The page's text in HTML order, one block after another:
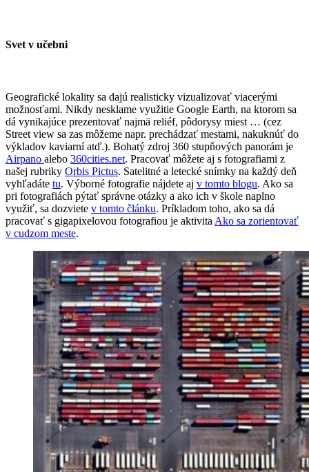
Svet v učebni
Geografické lokality sa dajú realisticky vizualizovať viacerými
možnosťami. Nikdy nesklame využitie Google Earth, na ktorom sa
dá vynikajúce prezentovať najmä reliéf, pôdorysy miest … (cez
Street view sa zas môžeme napr. prechádzať mestami, nakuknúť do
výkladov kaviarní atď.). Bohatý zdroj 360 stupňových panorám je
Airpano alebo 360cities.net. Pracovať môžete aj s fotografiami z
našej rubriky Orbis Pictus. Satelitné a letecké snímky na každý deň
vyhľadáte tu. Výborné fotografie nájdete aj v tomto blogu. Ako sa
pri fotografiách pýtať správne otázky a ako ich v škole naplno
využiť, sa dozviete v tomto článku. Príkladom toho, ako sa dá
pracovať s gigapixelovou fotografiou je aktivita Ako sa zorientovať
v cudzom meste.